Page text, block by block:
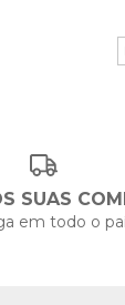
SUAS
em todo o